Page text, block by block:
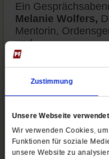
Zustimmung
Unsere Webseite
Wir verwenden Cookies,
Funktionen für soziale
unsere Website zu
Ein
Melanie Wolfers,
Mentorin,
und
Andreas Knapp,
der »Kleinen
Moderation:
Alle
einbringen.